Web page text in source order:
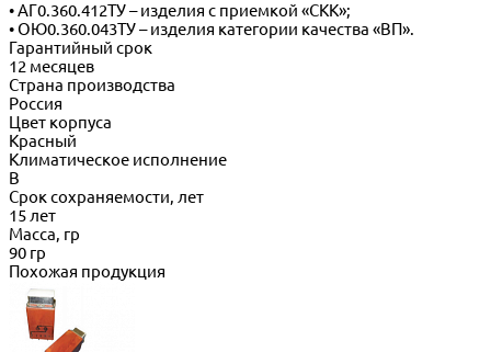
• АГ0.360.412ТУ – изделия с приемкой «СКК»;
• ОЮ0.360.043ТУ – изделия категории качества «ВП».
Гарантийный срок
12 месяцев
Страна производства
Россия
Цвет корпуса
Красный
Климатическое исполнение
В
Срок сохраняемости, лет
15 лет
Масса, гр
90 гр
Похожая продукция